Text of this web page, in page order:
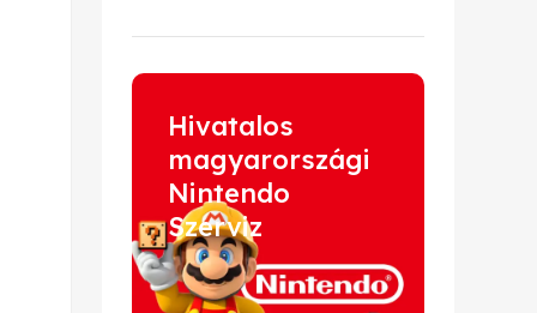
Hivatalos
magyarországi
Nintendo
Szerviz